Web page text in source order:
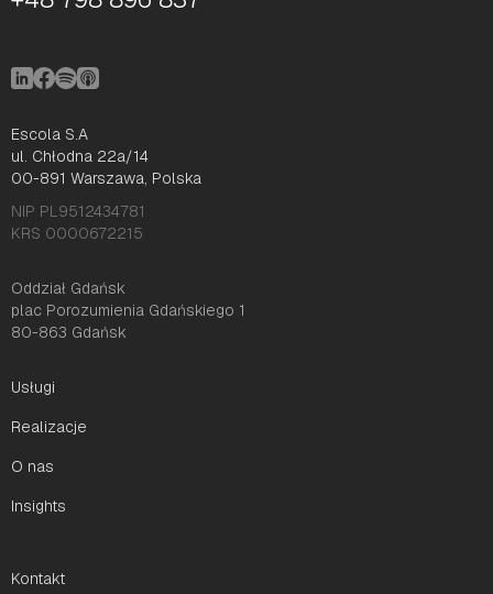
Escola S.A
ul. Chłodna 22a/14
00-891 Warszawa, Polska
NIP PL9512434781
KRS 0000672215
Oddział Gdańsk
plac Porozumienia Gdańskiego 1
80-863 Gdańsk
Usługi
Realizacje
O nas
Insights
Kontakt